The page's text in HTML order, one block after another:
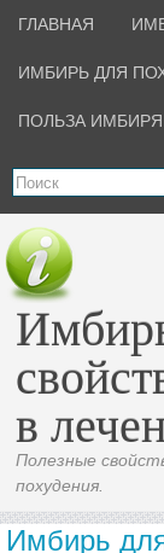
ГЛАВНАЯ
ИМБИРЬ ДЛЯ
ПОЛЬЗА ИМБИРЯ
в
Полезные
похудения.
Имбирь